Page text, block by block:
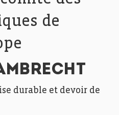
de
durable et devoir de